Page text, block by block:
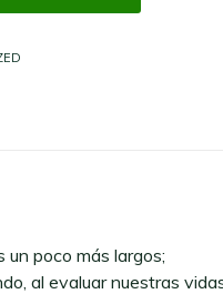
un poco más largos;
al evaluar nuestras